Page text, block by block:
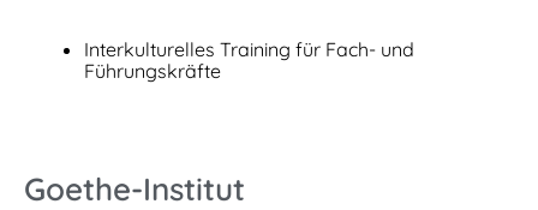
Interkulturelles Training für Fach- und
Führungskräfte
Goethe-Institut